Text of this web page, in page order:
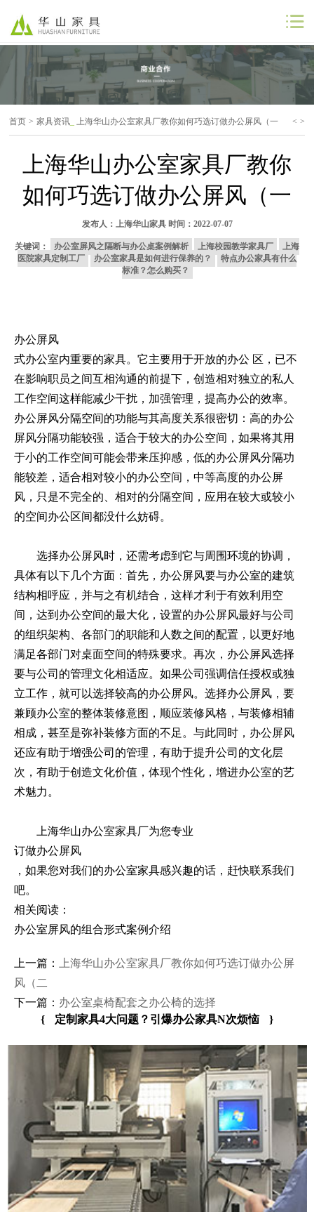
公司首页
公司简介
商业合作
联系我们
首页 > 家具资讯 _上海华山办公室家具厂教你如何巧选订做办公屏风（一 < >
上海华山办公室家具厂教你
如何巧选订做办公屏风（一
发布人： 上海华山家具时间：2022-07-07
关键词： 办公室屏风之隔断与办公桌案例解析 上海校园教学家具厂
上海
医院家具定制工厂
办公室家具是如何进行保养的？
特点办公家具有什么
标准？怎么购买？
办公屏风
式办公室内重要的家具。它主要用于开放的办公 区，已不
在影响职员之间互相沟通的前提下，创造相对独立的私人
工作空间这样能减少干扰，加强管理，提高办公的效率。
办公屏风分隔空间的功能与其高度关系很密切：高的办公
屏风分隔功能较强，适合于较大的办公空间，如果将其用
于小的工作空间可能会带来压抑感，低的办公屏风分隔功
能较差，适合相对较小的办公空间，中等高度的办公屏
风，只是不完全的、相对的分隔空间，应用在较大或较小
的空间办公区间都没什么妨碍。
选择办公屏风时，还需考虑到它与周围环境的协调，
具体有以下几个方面：首先，办公屏风要与办公室的建筑
结构相呼应，并与之有机结合，这样才利于有效利用空
间，达到办公空间的最大化，设置的办公屏风最好与公司
的组织架构、各部门的职能和人数之间的配置，以更好地
满足各部门对桌面空间的特殊要求。再次，办公屏风选择
要与公司的管理文化相适应。如果公司强调信任授权或独
立工作，就可以选择较高的办公屏风。选择办公屏风，要
兼顾办公室的整体装修意图，顺应装修风格，与装修相辅
相成，甚至是弥补装修方面的不足。与此同时，办公屏风
还应有助于增强公司的管理，有助于提升公司的文化层
次，有助于创造文化价值，体现个性化，增进办公室的艺
术魅力。
上海华山办公室家具厂为您专业
订做办公屏风
，如果您对我们的办公室家具感兴趣的话，赶快联系我们
吧。
相关阅读：
办公室屏风的组合形式案例介绍
上一篇：
上海华山办公室家具厂教你如何巧选订做办公屏
风（二
下一篇： 办公室桌椅配套之办公椅的选择
{
定制家具4大问题？引爆办公家具N次烦恼 }